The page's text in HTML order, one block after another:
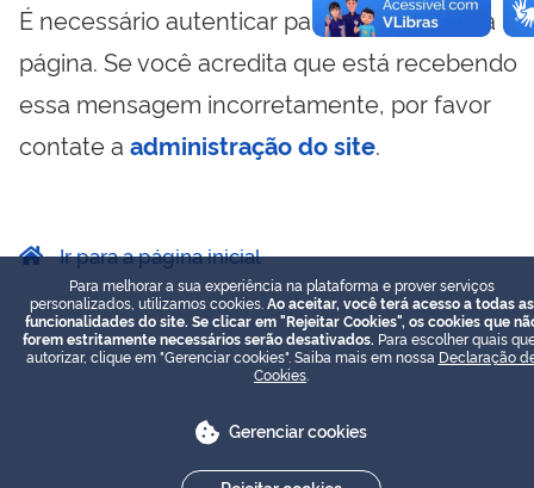
É necessário autenticar para visualizar essa
página. Se você acredita que está recebendo
essa mensagem incorretamente, por favor
contate a administração do site.
Ir para a página inicial
Para melhorar a sua experiência na plataforma e prover serviços
personalizados, utilizamos cookies. Ao aceitar, você terá acesso a todas as
funcionalidades do site. Se clicar em "Rejeitar Cookies", os cookies que
forem estritamente necessários serão desativados. Para escolher quais
autorizar, clique em "Gerenciar cookies". Saiba mais em nossa Declaração
Cookies
Gerenciar cookies